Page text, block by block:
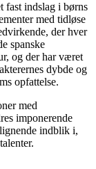
fast indslag i børns
med tidløse
der hver
spanske
og der har været
dybde og
opfattelse.
med
imponerende
indblik i,